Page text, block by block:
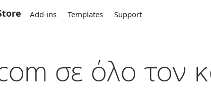
Add-ins Templates Support
σε όλο τον